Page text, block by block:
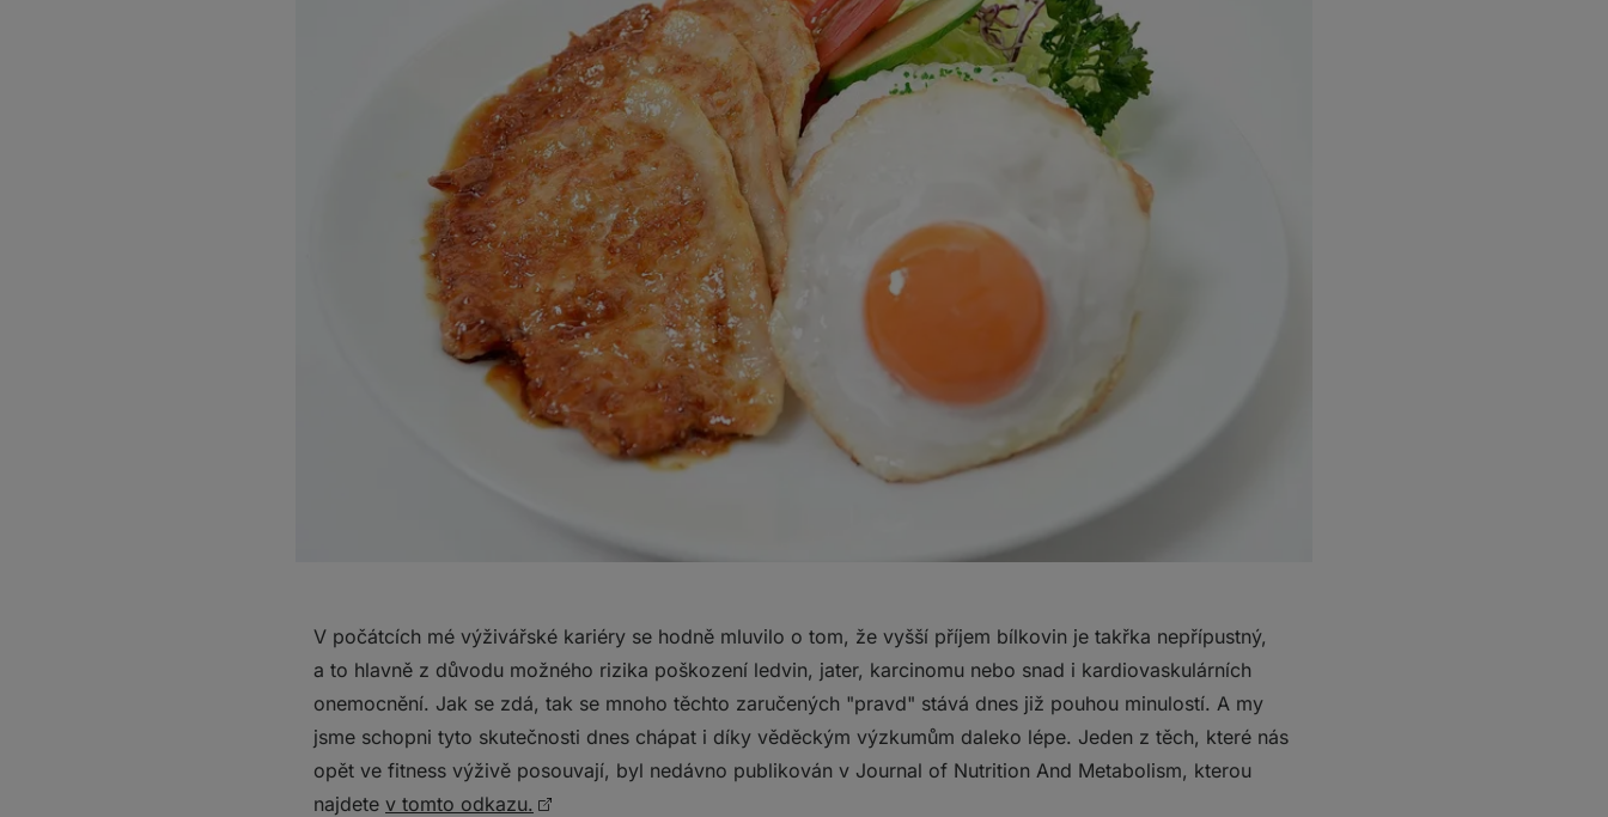
V počátcích mé výživářské kariéry se hodně mluvilo o tom, že vyšší příjem bílkovin je takřka nepřípustný,
a to hlavně z důvodu možného rizika poškození ledvin, jater, karcinomu nebo snad i kardiovaskulárních
onemocnění. Jak se zdá, tak se mnoho těchto zaručených "pravd" stává dnes již pouhou minulostí. A my
jsme schopni tyto skutečnosti dnes chápat i díky věděckým výzkumům daleko lépe. Jeden z těch, které nás
opět ve fitness výživě posouvají, byl nedávno publikován v Journal of Nutrition And Metabolism, kterou
najdete v tomto odkazu.